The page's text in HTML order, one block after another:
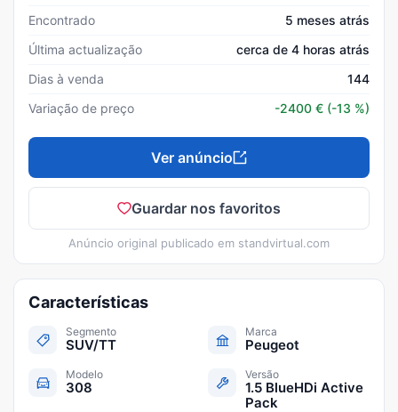
Encontrado
5 meses atrás
Última actualização
cerca de 4 horas atrás
Dias à venda
144
Variação de preço
-2400 € (-13 %)
Ver anúncio
Guardar nos favoritos
Anúncio original publicado em standvirtual.com
Características
Segmento
SUV/TT
Marca
Peugeot
Modelo
308
Versão
1.5 BlueHDi Active
Pack